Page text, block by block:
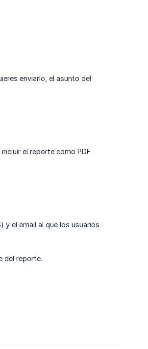
enviarlo, el asunto del
el reporte como PDF
y el email al que los usuarios
del reporte.